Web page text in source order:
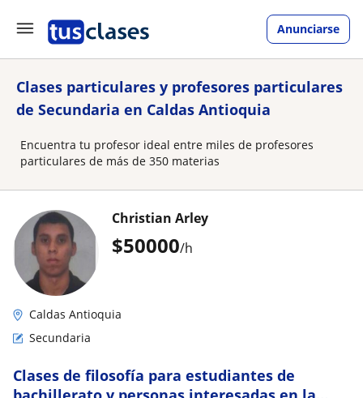
Anunciarse
Clases particulares y profesores particulares
de Secundaria en Caldas Antioquia
Encuentra tu profesor ideal entre miles de profesores
particulares de más de 350 materias
$50000/h
Christian Arley
Caldas Antioquia
Secundaria
Clases de filosofía para estudiantes de